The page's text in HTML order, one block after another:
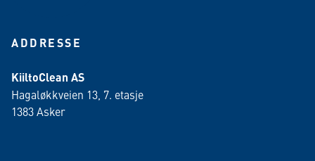
ADDRESSE
KiiltoClean AS
Hagaløkkveien 13, 7. etasje
1383 Asker